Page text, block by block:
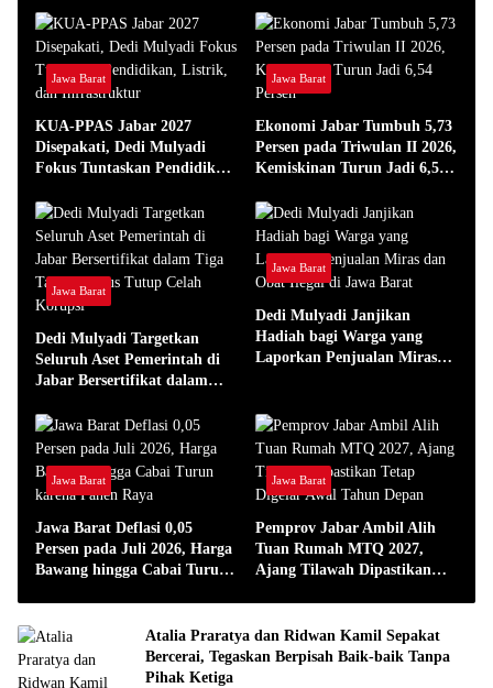
Jawa Barat
KUA-PPAS Jabar 2027
Disepakati, Dedi Mulyadi
Fokus Tuntaskan Pendidikan,
Jawa Barat
Ekonomi Jabar Tumbuh 5,73
Persen pada Triwulan II 2026,
Kemiskinan Turun Jadi 6,54
Jawa Barat
Dedi Mulyadi Targetkan
Seluruh Aset Pemerintah di
Jabar Bersertifikat dalam
Celah Korupsi
Jawa Barat
Dedi Mulyadi Janjikan
Hadiah bagi Warga yang
Laporkan Penjualan Miras
Jawa Barat
Jawa Barat Deflasi 0,05
Persen pada Juli 2026, Harga
Bawang hingga Cabai Turun
Jawa Barat
Pemprov Jabar Ambil Alih
Tuan Rumah MTQ 2027,
Ajang Tilawah Dipastikan
Atalia Praratya dan Ridwan Kamil Sepakat
Bercerai, Tegaskan Berpisah Baik-baik Tanpa
Pihak Ketiga